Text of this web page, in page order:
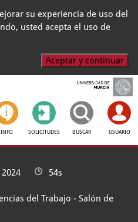
su experiencia de uso del
usted acepta el uso de
Aceptar y continuar
INFO SOLICITUDES BUSCAR USUARIO
54s
del Trabajo - Salón de